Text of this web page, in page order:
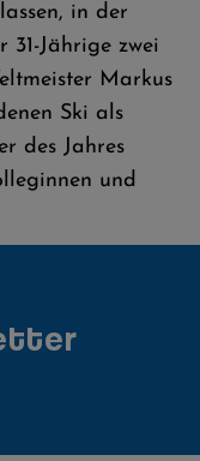
in der
Jährige zwei
Markus
Ski als
des Jahres
und